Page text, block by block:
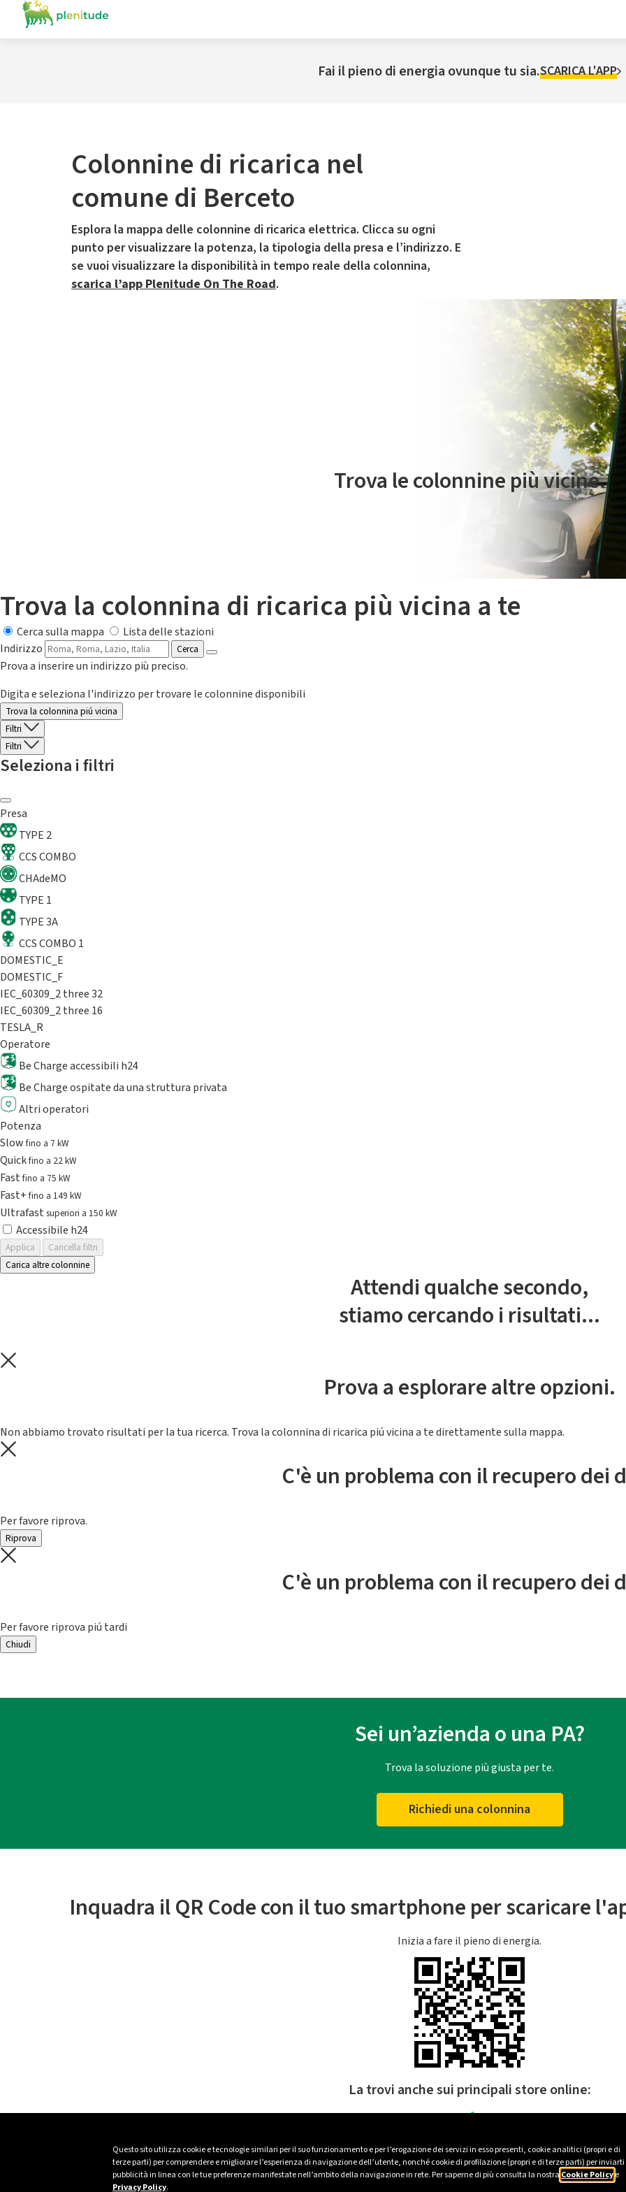
Questo sito utilizza cookie e tecnologie similari per il suo funzionamento e per l’erogazione dei servizi in esso presenti, cookie analitici (propri e di
terze parti) per comprendere e migliorare l’esperienza di navigazione dell’utente, nonché cookie di profilazione (propri e di terze parti) per inviarti
pubblicità in linea con le tue preferenze manifestate nell’ambito della navigazione in rete. Per saperne di più consulta la nostra Cookie Policye
Privacy Policy.
Fai il pieno di energia ovunque tu sia.SCARICA L'APP
Colonnine di ricarica nel
comune di Berceto
Esplora la mappa delle colonnine di ricarica elettrica. Clicca su ogni
punto per visualizzare la potenza, la tipologia della presa e l’indirizzo. E
se vuoi visualizzare la disponibilità in tempo reale della colonnina,
scarica l’app Plenitude On The Road.
Il servizio di mobilità elettrica è gestito da Plenitude On The Road
Trova le colonnine più vicine.
Trova la colonnina di ricarica più vicina a te
Cerca sulla mappa
Lista delle stazioni
Indirizzo
Cerca
Prova a inserire un indirizzo più preciso.
Digita e seleziona l'indirizzo per trovare le colonnine disponibili
Trova la colonnina piú vicina
Filtri
Filtri
Seleziona i filtri
Presa
TYPE 2
CCS COMBO
CHAdeMO
TYPE 1
TYPE 3A
CCS COMBO 1
DOMESTIC_E
DOMESTIC_F
IEC_60309_2 three 32
IEC_60309_2 three 16
TESLA_R
Operatore
Be Charge accessibili h24
Be Charge ospitate da una struttura privata
Altri operatori
Potenza
Slowfino a 7 kW
Quickfino a 22 kW
Fastfino a 75 kW
Fast+fino a 149 kW
Ultrafast superiori a 150 kW
Accessibile h24
Applica
Cancella filtri
Carica altre colonnine
Attendi qualche secondo,
stiamo cercando i risultati...
Prova a esplorare altre opzioni.
Non abbiamo trovato risultati per la tua ricerca. Trova la colonnina di ricarica piú vicina a te direttamente sulla mappa.
C'è un problema con il recupero dei
Per favore riprova.
Riprova
C'è un problema con il recupero dei
Per favore riprova piú tardi
Chiudi
Sei un’azienda o una PA?
Trova la soluzione più giusta per te.
Richiedi una colonnina
Inquadra il QR Code con il tuo smartphone per scaricare
Inizia a fare il pieno di energia.
La trovi anche sui principali store online: